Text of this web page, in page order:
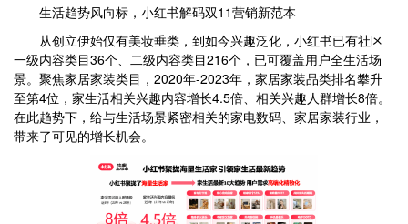
生活趋势风向标，小红书解码双11营销新范本
从创立伊始仅有美妆垂类，到如今兴趣泛化，小红书已有社区
一级内容类目36个、二级内容类目216个，已可覆盖用户全生活场
景。聚焦家居家装类目，2020年-2023年，家居家装品类排名攀升
至第4位，家生活相关兴趣内容增长4.5倍、相关兴趣人群增长8倍。
在此趋势下，给与生活场景紧密相关的家电数码、家居家装行业，
带来了可见的增长机会。